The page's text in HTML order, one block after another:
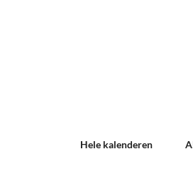
Hele kalenderen